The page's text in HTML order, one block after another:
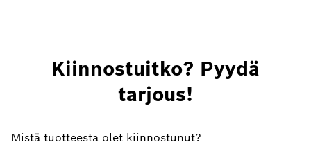
Kiinnostuitko? Pyydä
tarjous!
Mistä tuotteesta olet kiinnostunut?